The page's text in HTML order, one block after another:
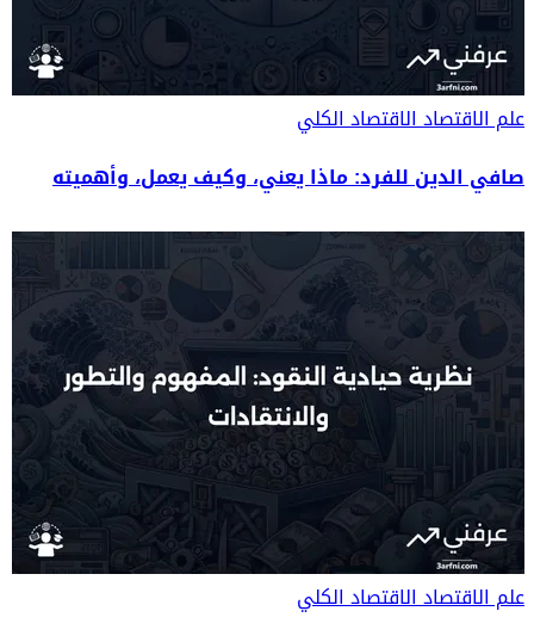
علم الاقتصادالاقتصاد الكلي
صافي الدين للفرد: ماذا يعني، وكيف يعمل، وأهميته
علم الاقتصادالاقتصاد الكلي